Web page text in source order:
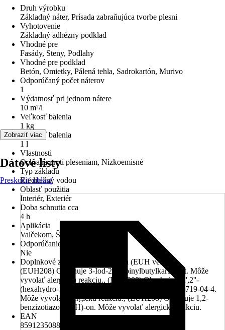
Druh výrobku
Základný náter, Prísada zabraňujúca tvorbe plesni
Vyhotovenie
Základný adhézny podklad
Vhodné pre
Fasády, Steny, Podlahy
Vhodné pre podklad
Betón, Omietky, Pálená tehla, Sadrokartón, Murivo
Odporúčaný počet náterov
1
Výdatnosť pri jednom nátere
10 m²/l
Veľkosť balenia
1 kg
Veľkosť balenia
1 l
Vlastnosti
Ochrana proti pleseniam, Nízkoemisné
Typ základu
Riediteľný vodou
Oblasť použitia
Interiér, Exteriér
Doba schnutia cca
4 h
Aplikácia
Valčekom, Štetcom
Odporúčanie základného náteru
Nie
Doplnkové znaky nebezpečenstva (EUH vety)
(EUH208) Obsahuje 3-Iod-2-propinylbutylkarbamát. Môže
vyvolať alergickú reakciu., (EUH208) Obsahuje 2,2',2''-
(hexahydro-1,3,5-triazin-1,3,5-tryl)trietanol (CAS: 4719-04-4.
Môže vyvolať alergickú reakciu., (EUH208) Obsahuje 1,2-
benzizotiazol-3(2H)-on. Môže vyvolať alergickú reakciu.
EAN
8591235088175
Zobraziť viac
Dátové listy
Preskočiť oblasť